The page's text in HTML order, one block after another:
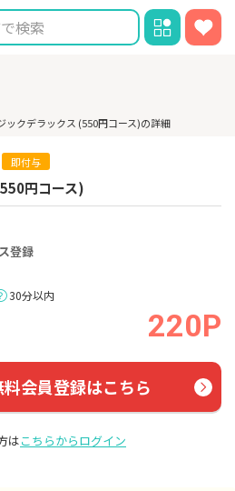
ックデラックス (550円コース)の詳細
即付与
円コース)
登録
30分以内
220P
会員登録はこちら
はこちらからログイン